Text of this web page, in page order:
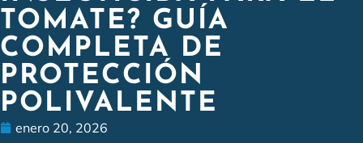
TOMATE? GUÍA
COMPLETA DE
PROTECCIÓN
POLIVALENTE
enero 20, 2026